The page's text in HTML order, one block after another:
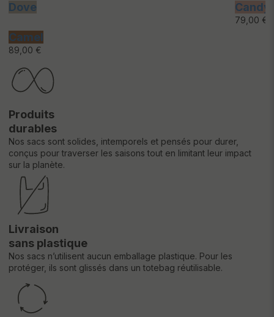
Dove
Camel
89,00 €
Candy
79,00 €
Produits
durables
Nos sacs sont solides, intemporels et pensés pour durer,
conçus pour traverser les saisons tout en limitant leur impact
sur la planète.
Livraison
sans plastique
Nos sacs n’utilisent aucun emballage plastique. Pour les
protéger, ils sont glissés dans un totebag réutilisable.